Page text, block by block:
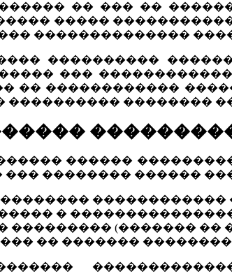
�� ��� ��
�����
��������������
����������
���
�� ������������
���������� ��������
������
�������� ������
�
��������� (������� ��
�� �������